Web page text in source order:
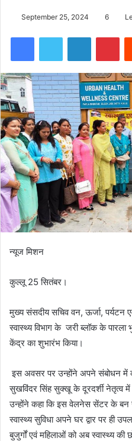
September 25, 2024 6
न्यूज मिशन
कुल्लू 25 सितंबर।
मुख्य संसदीय सचिव वन, ऊर्जा,
स्वास्थ्य विभाग के जरी ब्लॉक के
केंद्र का शुभारंभ किया।
इस अवसर पर उन्होंने अपने संबोधन में
सुखविंदर सिंह सुक्खू के दूरदर्शी नेतृत्व में
उन्होंने कहा कि इस वेलनेस सेंटर के बन
स्वास्थ्य सुविधा अपने घर द्वार पर ही
बुजुर्गों एवं महिलाओं को अब स्वास्थ्य